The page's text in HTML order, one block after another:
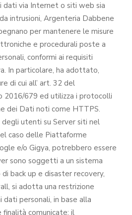
dati via Internet o siti web sia
intrusioni, Argenteria Dabbene
per mantenere le misure
e procedurali poste a
conformi ai requisiti
In particolare, ha adottato,
di cui all’ art. 32 del
2016/679 ed utilizza i protocolli
dei Dati noti come HTTPS.
utenti su Server siti nel
caso delle Piattaforme
e/o Gigya, potrebbero essere
sono soggetti a un sistema
back up e disaster recovery,
si adotta una restrizione
dati personali, in base alla
comunicate; il